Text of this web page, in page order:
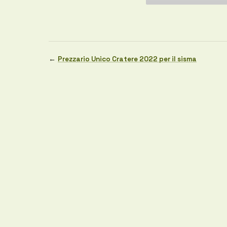
← Prezzario Unico Cratere 2022 per il sisma